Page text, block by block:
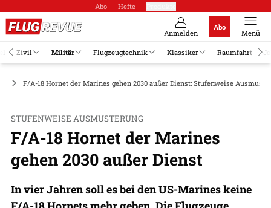
Abo Hefte
Anmelden
Abo
Menü
Zivil Militär Flugzeugtechnik Klassiker Raumfahrt
F/A-18 Hornet der Marines gehen 2030 außer Dienst: Stufenweise
STUFENWEISE AUSMUSTERUNG
F/A-18 Hornet der Marines
gehen 2030 außer Dienst
In vier Jahren soll es bei den US-Marines keine